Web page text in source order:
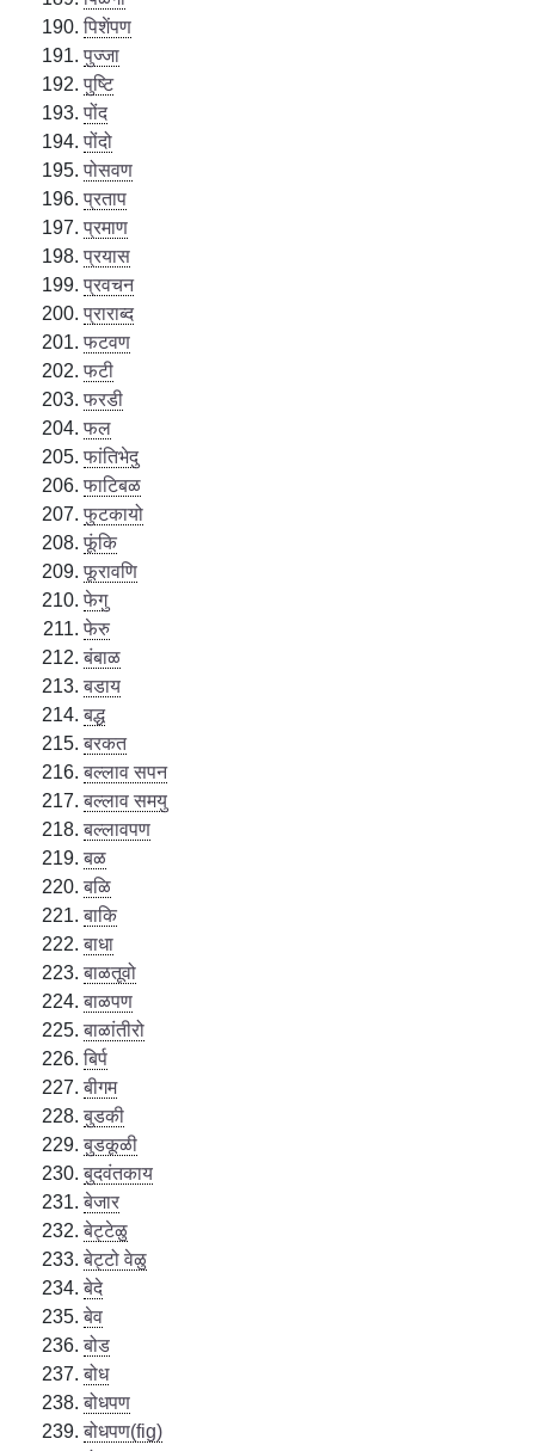
पिशेंपण
पुज्जा
पुष्टि
पोंद
पोंदो
पोसवण
प्रताप
प्रमाण
प्रयास
प्रवचन
प्राराब्द
फटवण
फटी
फरडी
फल
फांतिभेदु
फाटिबळ
फुटकायो
फूंकि
फूरावणि
फेगु
फेरु
बंबाळ
बडाय
बद्ध
बरकत
बल्लाव सपन
बल्लाव समयु
बल्लावपण
बळ
बळि
बाकि
बाधा
बाळतूवो
बाळपण
बाळांतीरो
बिर्प
बीगम
बुडकी
बुडकूळी
बुदवंतकाय
बेजार
बेट्टेळु
बेट्टो वेळु
बेदे
बेव
बोड
बोध
बोधपण
बोधपण(fig)